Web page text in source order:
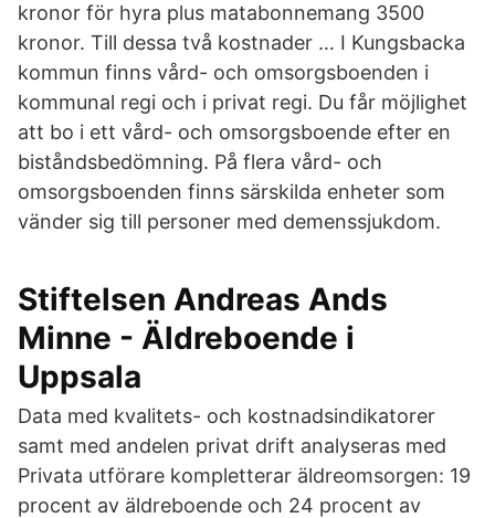
kronor för hyra plus matabonnemang 3500
kronor. Till dessa två kostnader … I Kungsbacka
kommun finns vård- och omsorgsboenden i
kommunal regi och i privat regi. Du får möjlighet
att bo i ett vård- och omsorgsboende efter en
biståndsbedömning. På flera vård- och
omsorgsboenden finns särskilda enheter som
vänder sig till personer med demenssjukdom.
Stiftelsen Andreas Ands
Minne - Äldreboende i
Uppsala
Data med kvalitets- och kostnadsindikatorer
samt med andelen privat drift analyseras med
Privata utförare kompletterar äldreomsorgen: 19
procent av äldreboende och 24 procent av